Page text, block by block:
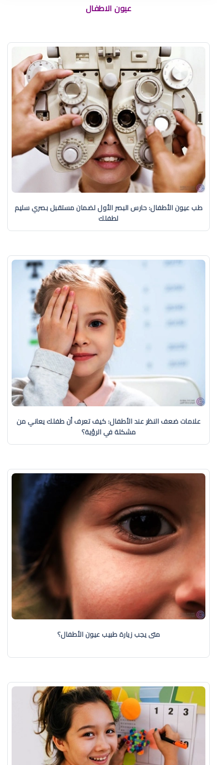
عيون الاطفال
طب عيون الأطفال: حارس البصر الأول لضمان مستقبل بصري سليم
لطفلك
علامات ضعف النظر عند الأطفال: كيف تعرف أن طفلك يعاني من
مشكلة في الرؤية؟
متى يجب زيارة طبيب عيون الأطفال؟